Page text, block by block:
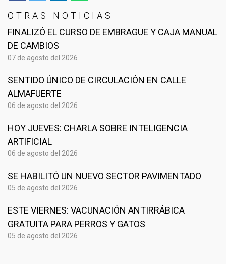
OTRAS NOTICIAS
FINALIZÓ EL CURSO DE EMBRAGUE Y CAJA MANUAL
DE CAMBIOS
07 de agosto del 2026
SENTIDO ÚNICO DE CIRCULACIÓN EN CALLE
ALMAFUERTE
06 de agosto del 2026
HOY JUEVES: CHARLA SOBRE INTELIGENCIA
ARTIFICIAL
06 de agosto del 2026
SE HABILITÓ UN NUEVO SECTOR PAVIMENTADO
05 de agosto del 2026
ESTE VIERNES: VACUNACIÓN ANTIRRÁBICA
GRATUITA PARA PERROS Y GATOS
05 de agosto del 2026